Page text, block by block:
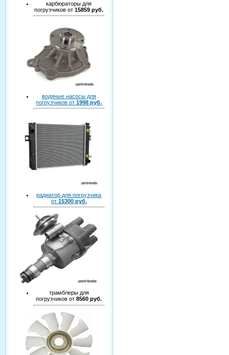
карбюраторы для
погрузчиков от15859 руб.
водяные насосы для
погрузчиков от1998 руб.
радиатор для погрузчика
от 15300 руб.
трамблеры для
погрузчиков от8560 руб.